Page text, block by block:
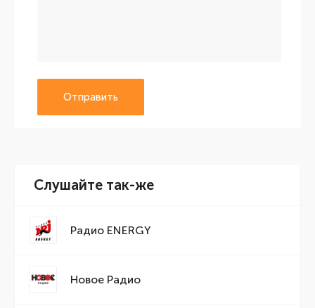
Отправить
Слушайте так-же
Радио ENERGY
Новое Радио